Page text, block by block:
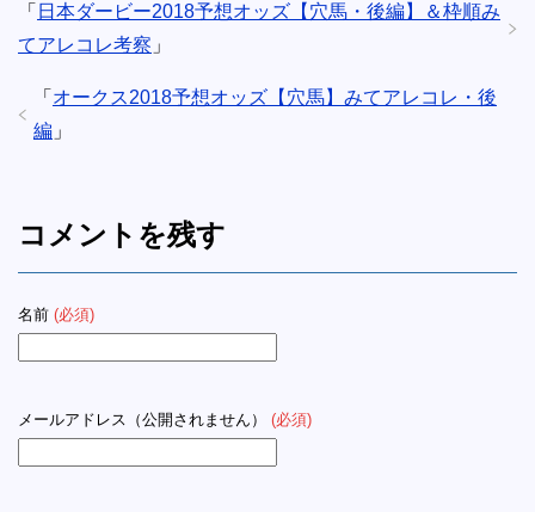
「 日本ダービー2018予想オッズ【穴馬・後編】＆枠順み
てアレコレ考察 」
「 オークス2018予想オッズ【穴馬】みてアレコレ・後
編 」
コメントを残す
名前 (必須)
メールアドレス（公開されません） (必須)